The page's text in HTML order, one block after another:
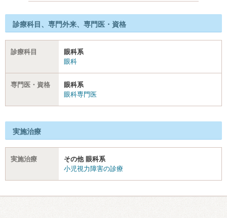
診療科目、専門外来、専門医・資格
診療科目
眼科系
眼科
専門医・資格
眼科系
眼科専門医
実施治療
実施治療
その他 眼科系
小児視力障害の診療